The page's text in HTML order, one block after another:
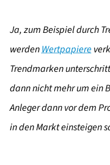
Ja, zum Beispiel durch
werdenWertpapiere
Trendmarken
dann nicht mehr um ein
Anleger dann vor dem
in den Markt einsteigen